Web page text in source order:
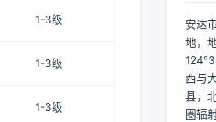
1-3级
1-3级
1-3级
安达
地，
西与
县，
圈辐